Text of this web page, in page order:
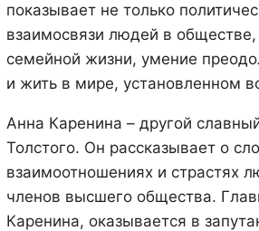
показывает не только
взаимосвязи людей в
семейной жизни, умение
и жить в мире, установленном
Анна Каренина – другой
Толстого. Он рассказывает о
взаимоотношениях и страстях
членов высшего общества.
Каренина, оказывается в